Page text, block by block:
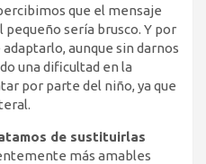
que el mensaje
sería brusco. Y por
aunque sin darnos
una dificultad en la
por parte del niño, ya que
de sustituirlas
más amables